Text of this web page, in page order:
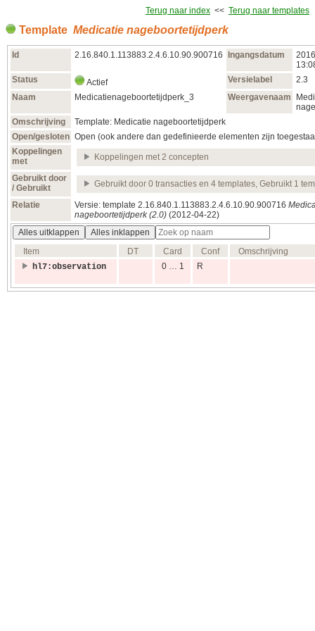
Terug naar index << Terug naar templates
Template Medicatie nageboortetijdperk
Id 2.16.840.1.113883.2.4.6.10.90.900716 Ingangsdatum
Status
Actief Versielabel
2.3
Naam
Medicatienageboortetijdperk_3 Weergavenaam
Omschrijving
Template: Medicatie nageboortetijdperk
Open/gesloten Open (ook andere dan gedefinieerde elementen zijn
Koppelingen
met
Koppelingen met 2 concepten
Gebruikt door
/ Gebruikt
Gebruikt door 0 transacties en 4 templates, Gebruikt 1
Relatie Versie: template 2.16.840.1.113883.2.4.6.10.90.900716
nageboortetijdperk (2.0) (2012‑04‑22)
Alles uitklappen
Alles inklappen
Item
DT Card Conf
Omschrijving
hl7:observation
0 … 1 R